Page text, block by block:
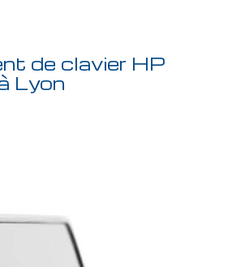
de clavier HP
Lyon